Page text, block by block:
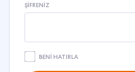
ŞIFRENIZ
BENI HATIRLA